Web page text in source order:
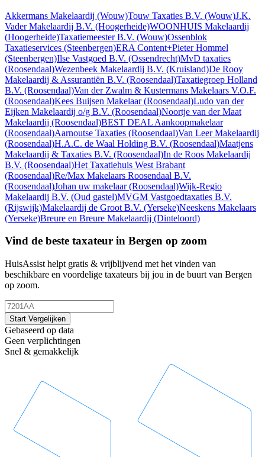
Akkermans Makelaardij (Wouw)Touw Taxaties B.V. (Wouw)J.K.
Vader Makelaardij B.V. (Hoogerheide)WOONHUIS Makelaardij
(Hoogerheide)Taxatiemeester B.V. (Wouw)Ossenblok
Taxatieservices (Steenbergen)ERA Content+Pieter Hommel
(Steenbergen)Ilse Vastgoed B.V. (Ossendrecht)MvD taxaties
(Roosendaal)Wezenbeek Makelaardij B.V. (Kruisland)De Rooy
Makelaardij & Assurantiën B.V. (Roosendaal)Taxatiegroep Holland
B.V. (Roosendaal)Van der Zwalm & Kustermans Makelaars V.O.F.
(Roosendaal)Kees Buijsen Makelaar(Roosendaal)Ludo van der
Eijken Makelaardij o/g B.V. (Roosendaal)Noortje van der Maat
Makelaardij (Roosendaal)BEST DEAL Aankoopmakelaar
(Roosendaal)Aarnoutse Taxaties (Roosendaal)Van Leer Makelaardij
(Roosendaal)H.A.C. de Waal Holding B.V. (Roosendaal)Maatjens
Makelaardij & Taxaties B.V. (Roosendaal)In de Roos Makelaardij
B.V. (Roosendaal)Het Taxatiehuis West Brabant
(Roosendaal)Re/Max Makelaars Roosendaal B.V.
(Roosendaal)Johan uw makelaar(Roosendaal)Wijk-Regio
Makelaardij B.V. (Oud gastel)MVGM Vastgoedtaxaties B.V.
(Rijswijk)Makelaardij de Groot B.V. (Yerseke)Neeskens Makelaars
(Yerseke)Breure en Breure Makelaardij (Dinteloord)
Vind de beste taxateur in Bergen op zoom
HuisAssist helpt gratis & vrijblijvend met het vinden van
beschikbare en voordelige taxateurs bij jou in de buurt van Bergen
op zoom.
Start Vergelijken
Gebaseerd op data
Geen verplichtingen
Snel & gemakkelijk